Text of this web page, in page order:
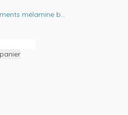
mélamine b...